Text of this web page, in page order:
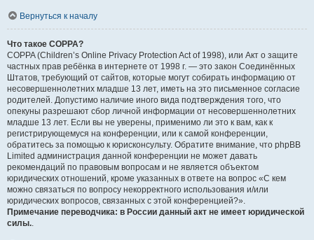
Вернуться к началу
Что такое COPPA?
COPPA (Children’s Online Privacy Protection Act of 1998), или Акт о защите
частных прав ребёнка в интернете от 1998 г. — это закон Соединённых
Штатов, требующий от сайтов, которые могут собирать информацию от
несовершеннолетних младше 13 лет, иметь на это письменное согласие
родителей. Допустимо наличие иного вида подтверждения того, что
опекуны разрешают сбор личной информации от несовершеннолетних
младше 13 лет. Если вы не уверены, применимо ли это к вам, как к
регистрирующемуся на конференции, или к самой конференции,
обратитесь за помощью к юрисконсульту. Обратите внимание, что phpBB
Limited администрация данной конференции не может давать
рекомендаций по правовым вопросам и не является объектом
юридических отношений, кроме указанных в ответе на вопрос «С кем
можно связаться по вопросу некорректного использования и/или
юридических вопросов, связанных с этой конференцией?».
Примечание переводчика: в России данный акт не имеет юридической
силы..